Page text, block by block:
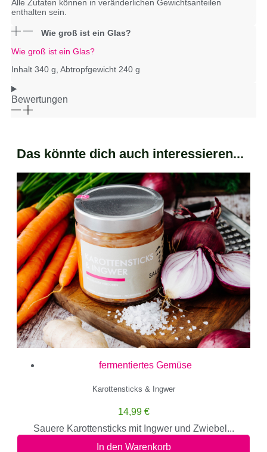
Alle Zutaten können in veränderlichen Gewichtsanteilen
enthalten sein.
Wie groß ist ein Glas?
Wie groß ist ein Glas?
Inhalt 340 g, Abtropfgewicht 240 g
Bewertungen
Das könnte dich auch interessieren...
fermentiertes Gemüse
Karottensticks & Ingwer
14,99 €
Sauere Karottensticks mit Ingwer und Zwiebel...
In den Warenkorb